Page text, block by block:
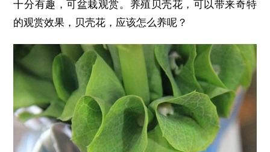
十分有趣，可盆栽观赏。养殖贝壳花，可以带来奇特
的观赏效果，贝壳花，应该怎么养呢？